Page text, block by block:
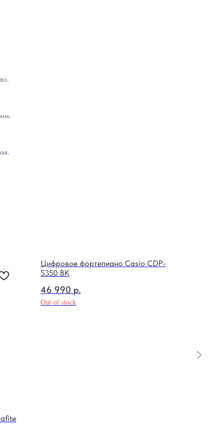
Цифровое фортепиано Casio CDP-
S350 BK
46 990 р.
Out of stock